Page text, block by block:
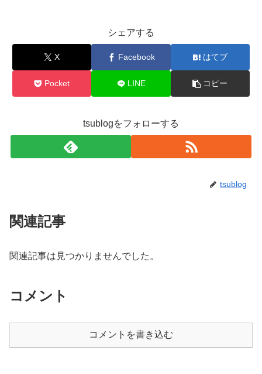
シェアする
X Facebook はてブ
Pocket LINE コピー
tsublogをフォローする
tsublog
関連記事
関連記事は見つかりませんでした。
コメント
コメントを書き込む